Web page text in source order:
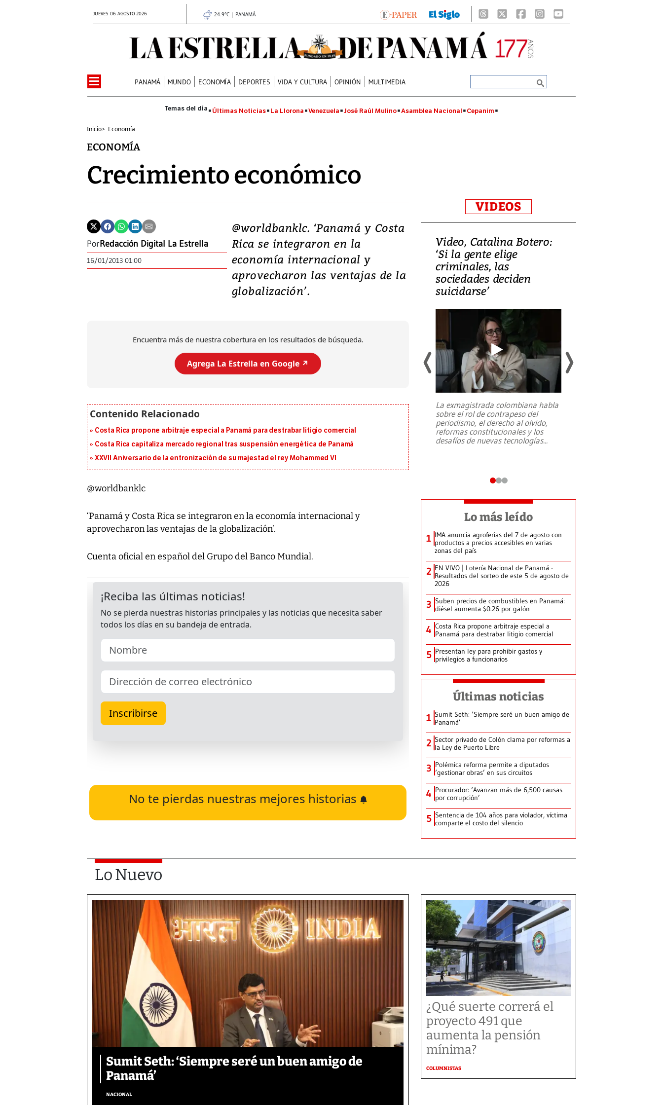
JUEVES 06 AGOSTO 2026 24.9°C | PANAMÁ
PANAMÁ MUNDO ECONOMÍA DEPORTES VIDA Y CULTURA OPINIÓN MULTIMEDIA
Últimas Noticias La Llorona Venezuela José Raúl Mulino Asamblea Nacional Cepanim
Inicio> Economía
ECONOMÍA
Crecimiento económico
PorRedacción Digital La Estrella
16/01/2013 01:00
@worldbanklc. ‘Panamá y Costa
Rica se integraron en la
economía internacional y
aprovecharon las ventajas de la
globalización’.
Encuentra más de nuestra cobertura en los resultados de búsqueda.
Agrega La Estrella en Google ↗️
Costa Rica propone arbitraje especial a Panamá para destrabar litigio comercial
Costa Rica capitaliza mercado regional tras suspensión energética de Panamá
XXVII Aniversario de la entronización de su majestad el rey Mohammed VI
@worldbanklc
‘Panamá y Costa Rica se integraron en la economía internacional y
aprovecharon las ventajas de la globalización’.
Cuenta oficial en español del Grupo del Banco Mundial.
No te pierdas nuestras mejores historias
VIDEOS
Video, Japón: Terremoto
deja heridos y graves
daños en Kumamoto
al sur de Japón, provocando una
Video, Catalina Botero:
‘Si la gente elige
criminales, las
sociedades deciden
suicidarse’
La exmagistrada colombiana habla
sobre el rol de contrapeso del
periodismo, el derecho al olvido,
reformas constitucionales y los
desafíos de nuevas tecnologías...
Lo más leído
1 IMA anuncia agroferias del 7 de agosto con
productos a precios accesibles en varias
zonas del país
2 EN VIVO | Lotería Nacional de Panamá -
Resultados del sorteo de este 5 de agosto de
2026
3 Suben precios de combustibles en Panamá:
diésel aumenta $0.26 por galón
4 Costa Rica propone arbitraje especial a
Panamá para destrabar litigio comercial
5 Presentan ley para prohibir gastos y
privilegios a funcionarios
Últimas noticias
1 Sumit Seth: ‘Siempre seré un buen amigo de
Panamá’
2 Sector privado de Colón clama por reformas a
la Ley de Puerto Libre
3 Polémica reforma permite a diputados
‘gestionar obras’ en sus circuitos
4 Procurador: ‘Avanzan más de 6,500 causas
por corrupción’
5 Sentencia de 104 años para violador, víctima
comparte el costo del silencio
Lo Nuevo
Sumit Seth: ‘Siempre seré un buen amigo de
Panamá’
NACIONAL
¿Qué suerte correrá el
proyecto 491 que
aumenta la pensión
mínima?
COLUMNISTAS